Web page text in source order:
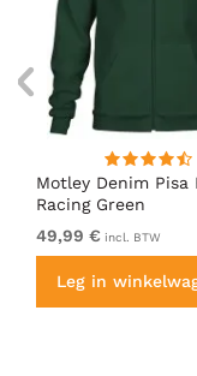
Motley Denim Pisa
Racing Green
49,99 € incl. BTW
Leg in